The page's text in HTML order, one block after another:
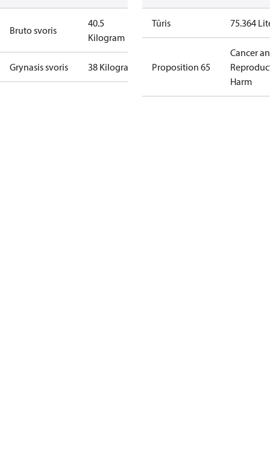
Bruto svoris
40.5
Kilogram
Grynasis svoris 38 Kilogram
Tūris 75.364
Proposition 65
Cancer
Harm